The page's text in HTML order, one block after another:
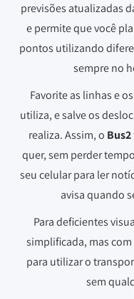
previsões atualizadas
e permite que você
pontos utilizando
sempre no
Favorite as linhas e
utiliza, e salve os
realiza. Assim, o Bus2
quer, sem perder
seu celular para ler
avisa quando
Para deficientes
simplificada, mas
para utilizar o
sem